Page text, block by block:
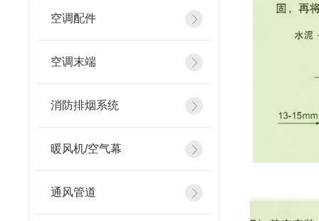
空调配件
空调末端
消防排烟系统
暖风机/空气幕
通风管道